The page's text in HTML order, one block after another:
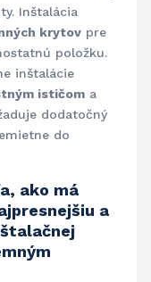
Inštalácia
krytovpre
položku.
inštalácie
ističoma
dodatočný
do
ako má
a